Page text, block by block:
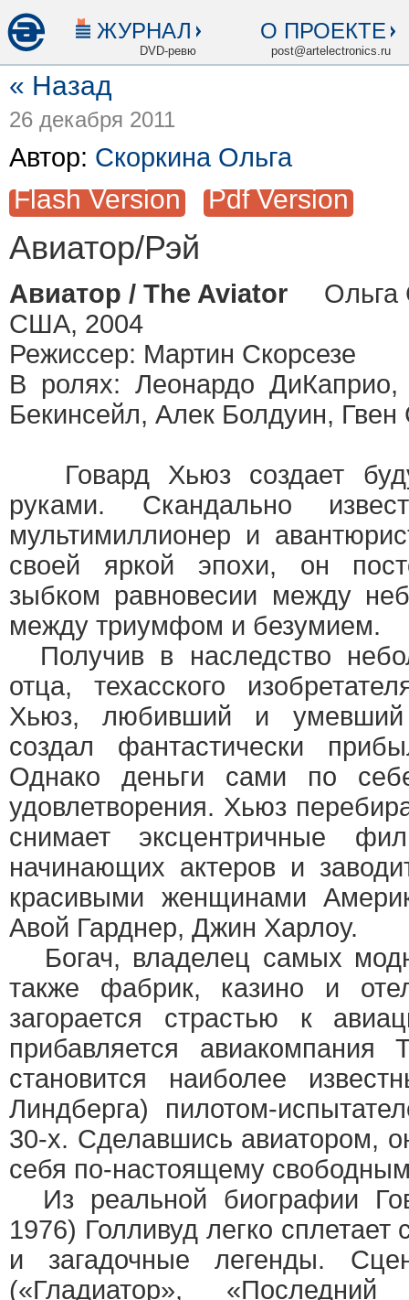
ЖУРНАЛ
DVD-ревю
О ПРОЕКТЕ
post@artelectronics.ru
« Назад
26 декабря 2011
Автор: Скоркина Ольга
Flash Version Pdf Version
Авиатор/Рэй
Авиатор / The Aviator
Ольга
США, 2004
Режиссер: Мартин Скорсезе
В ролях: Леонардо
Бекинсейл, Алек Болдуин,
Говард Хьюз создает
руками. Скандально
мультимиллионер и
своей яркой эпохи, он
зыбком равновесии между
между триумфом и безумием.
Получив в наследство
отца, техасского
Хьюз, любивший и умевший
создал фантастически
Однако деньги сами по
удовлетворения. Хьюз
снимает эксцентричные
начинающих актеров и
красивыми женщинами
Авой Гарднер, Джин Харлоу.
Богач, владелец самых
также фабрик, казино и
загорается страстью к
прибавляется
становится наиболее
Линдберга) пилотом-
30-х. Сделавшись авиатором,
себя по-настоящему
Из реальной биографии
1976) Голливуд легко
и загадочные легенды.
(«Гладиатор»,